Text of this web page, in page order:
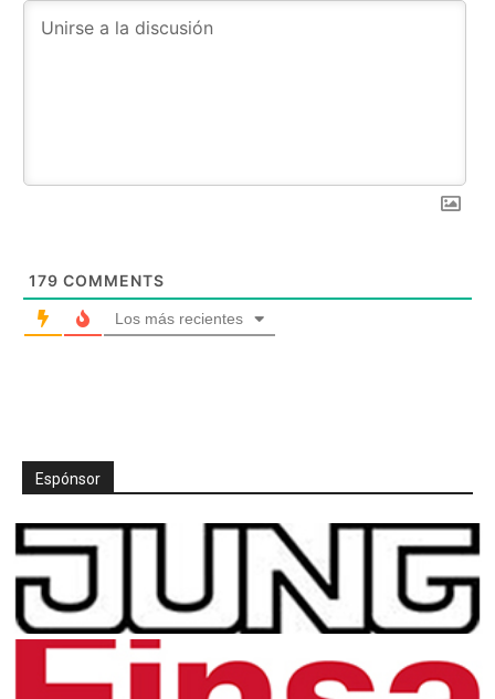
179 COMMENTS
Los más recientes
Espónsor